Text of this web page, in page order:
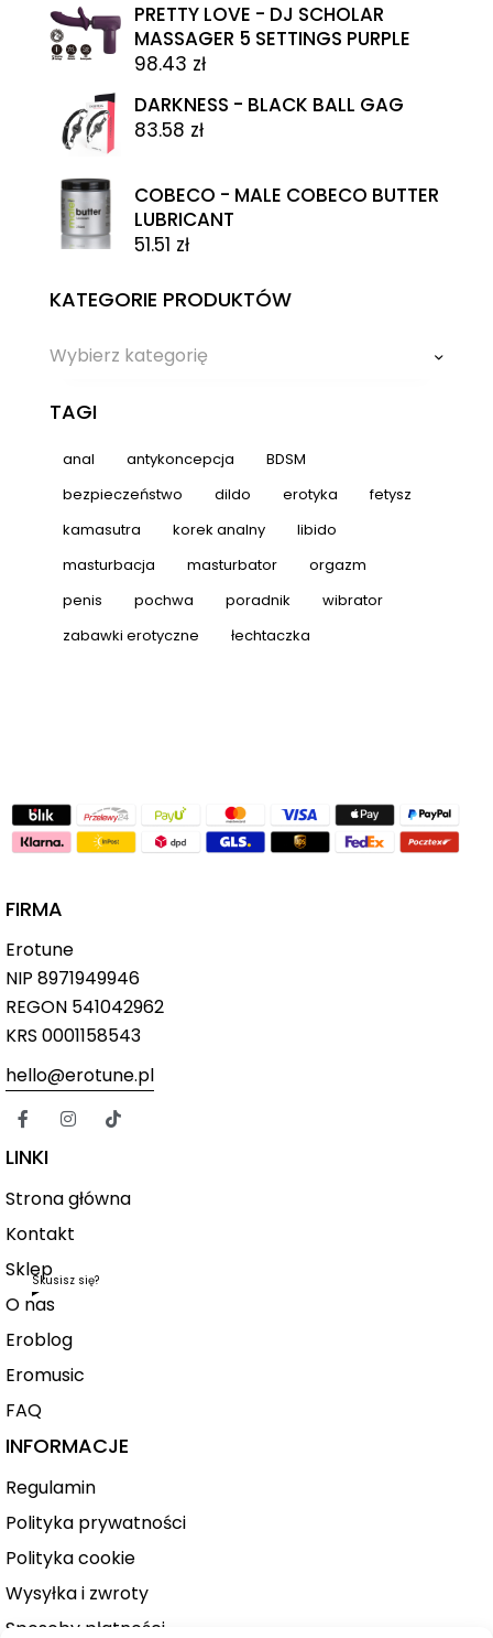
PRETTY LOVE - DJ SCHOLAR
MASSAGER 5 SETTINGS PURPLE
98.43 zł
DARKNESS - BLACK BALL GAG
83.58 zł
COBECO - MALE COBECO BUTTER
LUBRICANT
51.51 zł
KATEGORIE PRODUKTÓW
Wybierz kategorię
TAGI
anal antykoncepcja
BDSM
bezpieczeństwo
dildo erotyka
fetysz
kamasutra
korek analny
libido
masturbacja
masturbator
orgazm
penis
pochwa poradnik
wibrator
zabawki erotyczne
łechtaczka
FIRMA
Erotune
NIP 8971949946
REGON 541042962
KRS 0001158543
hello@erotune.pl
LINKI
Strona główna
Kontakt
Sklep
O nas
Skusisz się?
Eroblog
Eromusic
FAQ
INFORMACJE
Regulamin
Polityka prywatności
Polityka cookie
Wysyłka i zwroty
Sposoby płatności